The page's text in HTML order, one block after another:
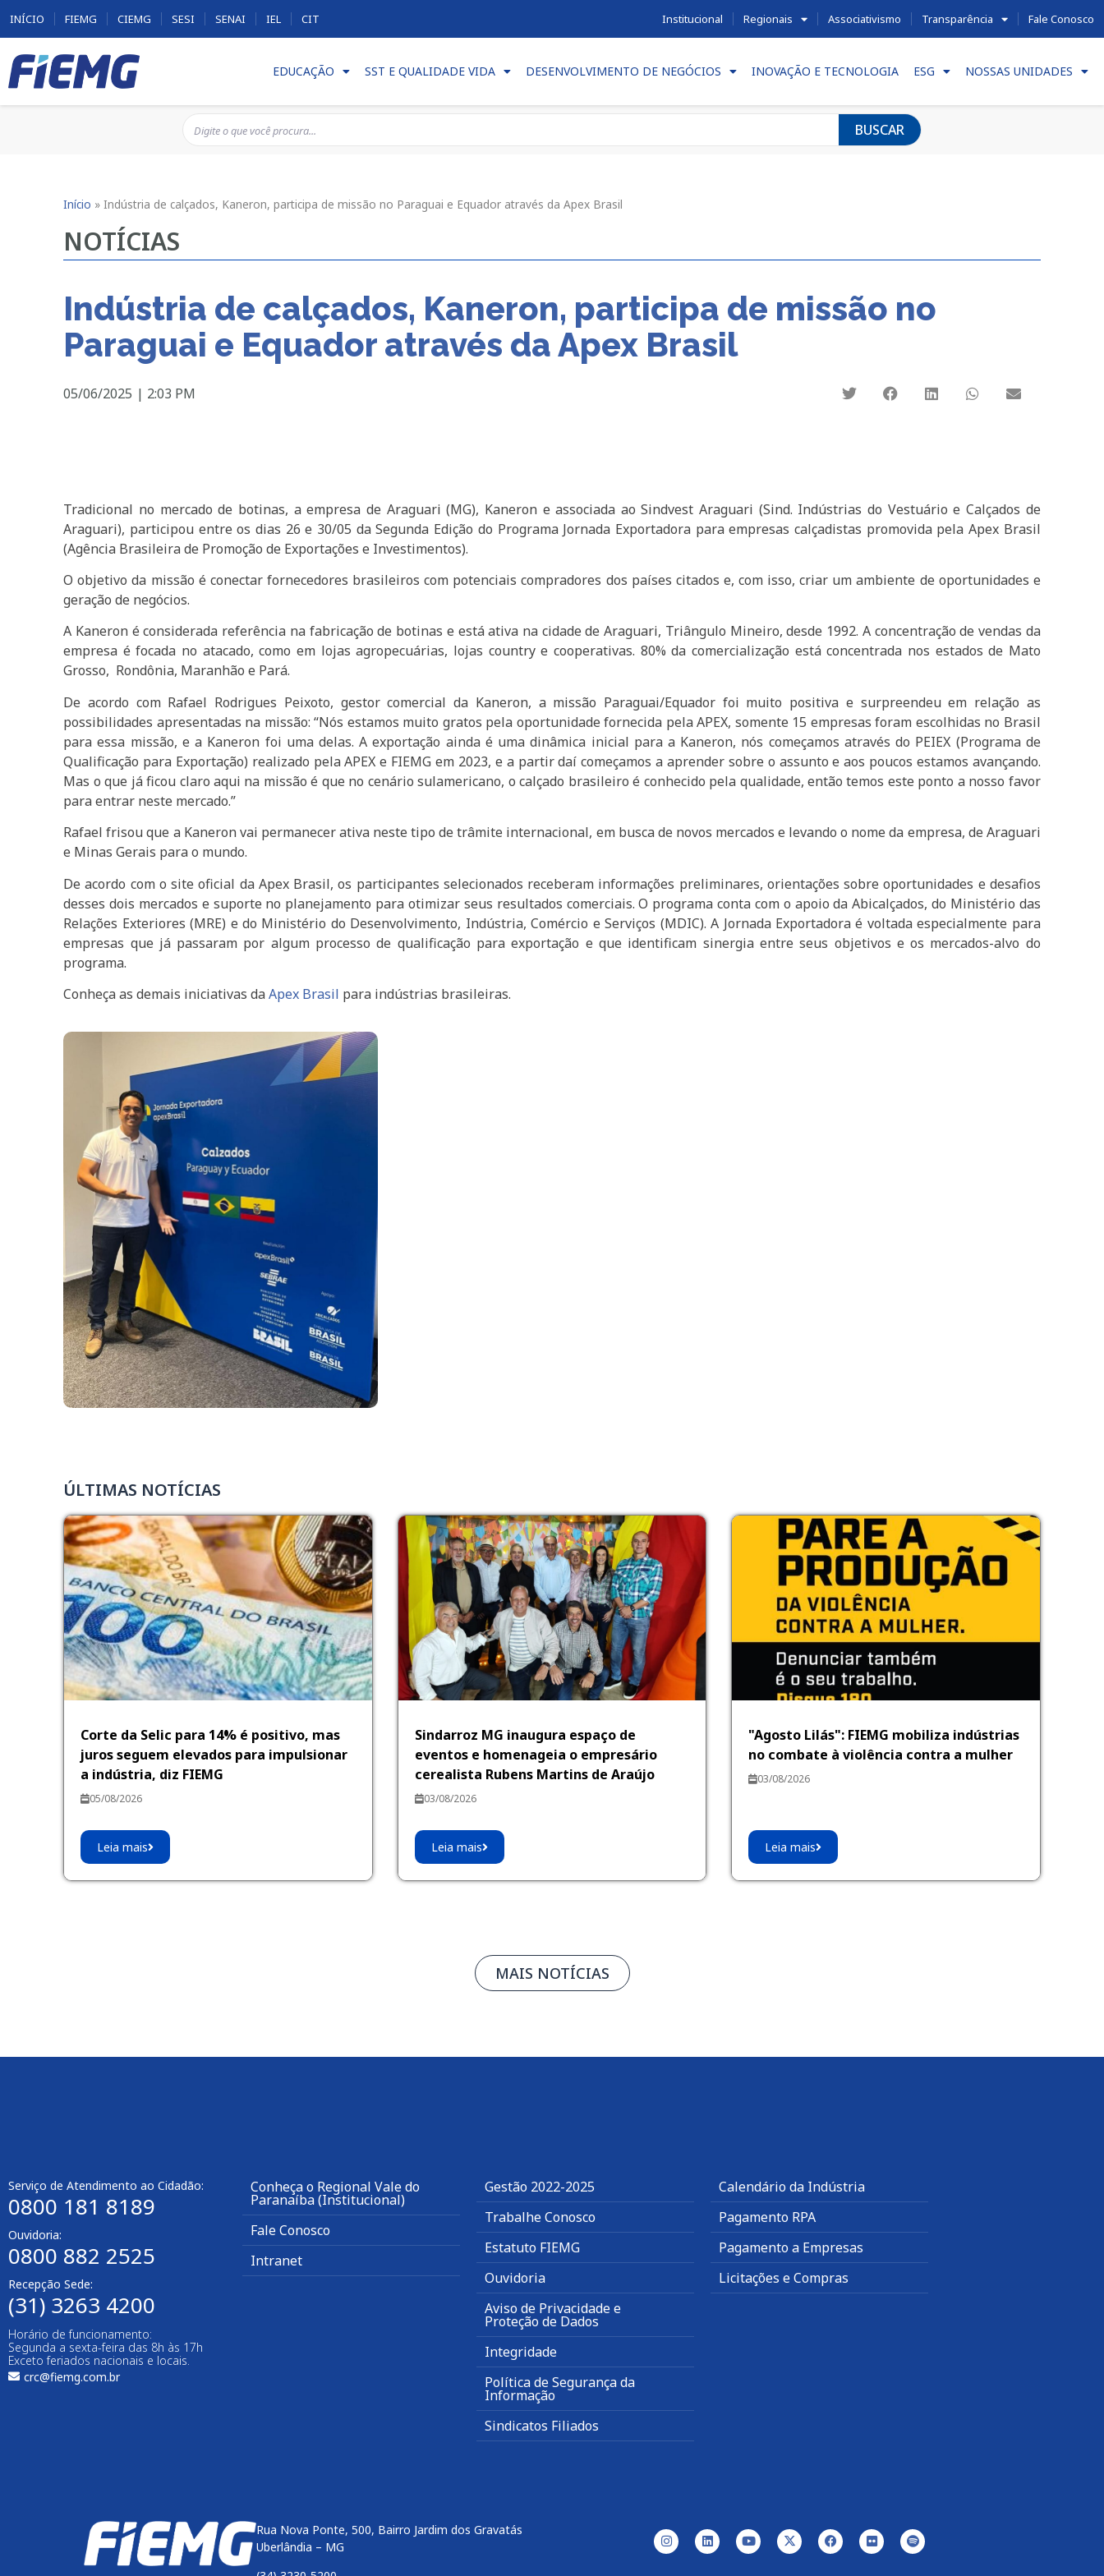
INÍCIO FIEMG CIEMG SESI SENAI IEL CIT Institucional Regionais Associativismo Transparência Fale Conosco
EDUCAÇÃO SST E QUALIDADE VIDA DESENVOLVIMENTO DE NEGÓCIOS INOVAÇÃO E TECNOLOGIA ESG NOSSAS UNIDADES
BUSCAR
Início »Indústria de calçados, Kaneron, participa de missão no Paraguai e Equador através da Apex Brasil
NOTÍCIAS
Indústria de calçados, Kaneron, participa de missão no
Paraguai e Equador através da Apex Brasil
05/06/2025 | 2:03 PM
Tradicional no mercado de botinas, a empresa de Araguari (MG), Kaneron e associada ao Sindvest Araguari (Sind. Indústrias do Vestuário e Calçados de
Araguari), participou entre os dias 26 e 30/05 da Segunda Edição do Programa Jornada Exportadora para empresas calçadistas promovida pela Apex Brasil
(Agência Brasileira de Promoção de Exportações e Investimentos).
O objetivo da missão é conectar fornecedores brasileiros com potenciais compradores dos países citados e, com isso, criar um ambiente de oportunidades e
geração de negócios.
A Kaneron é considerada referência na fabricação de botinas e está ativa na cidade de Araguari, Triângulo Mineiro, desde 1992. A concentração de vendas da
empresa é focada no atacado, como em lojas agropecuárias, lojas country e cooperativas. 80% da comercialização está concentrada nos estados de Mato
Grosso, Rondônia, Maranhão e Pará.
De acordo com Rafael Rodrigues Peixoto, gestor comercial da Kaneron, a missão Paraguai/Equador foi muito positiva e surpreendeu em relação as
possibilidades apresentadas na missão: “Nós estamos muito gratos pela oportunidade fornecida pela APEX, somente 15 empresas foram escolhidas no Brasil
para essa missão, e a Kaneron foi uma delas. A exportação ainda é uma dinâmica inicial para a Kaneron, nós começamos através do PEIEX (Programa de
Qualificação para Exportação) realizado pela APEX e FIEMG em 2023, e a partir daí começamos a aprender sobre o assunto e aos poucos estamos avançando.
Mas o que já ficou claro aqui na missão é que no cenário sulamericano, o calçado brasileiro é conhecido pela qualidade, então temos este ponto a nosso favor
para entrar neste mercado.”
Rafael frisou que a Kaneron vai permanecer ativa neste tipo de trâmite internacional, em busca de novos mercados e levando o nome da empresa, de Araguari
e Minas Gerais para o mundo.
De acordo com o site oficial da Apex Brasil, os participantes selecionados receberam informações preliminares, orientações sobre oportunidades e desafios
desses dois mercados e suporte no planejamento para otimizar seus resultados comerciais. O programa conta com o apoio da Abicalçados, do Ministério das
Relações Exteriores (MRE) e do Ministério do Desenvolvimento, Indústria, Comércio e Serviços (MDIC). A Jornada Exportadora é voltada especialmente para
empresas que já passaram por algum processo de qualificação para exportação e que identificam sinergia entre seus objetivos e os mercados-alvo do
programa.
Conheça as demais iniciativas daApex Brasil para indústrias brasileiras.
ÚLTIMAS NOTÍCIAS
Corte da Selic para 14% é positivo, mas
juros seguem elevados para impulsionar
a indústria, diz FIEMG
05/08/2026
Leia mais
Sindarroz MG inaugura espaço de
eventos e homenageia o empresário
cerealista Rubens Martins de Araújo
03/08/2026
Leia mais
"Agosto Lilás": FIEMG mobiliza indústrias
no combate à violência contra a mulher
03/08/2026
Leia mais
MAIS NOTÍCIAS
Serviço de Atendimento ao Cidadão:
0800 181 8189
Ouvidoria:
0800 882 2525
Recepção Sede:
(31) 3263 4200
Horário de funcionamento:
Segunda a sexta-feira das 8h às 17h
Exceto feriados nacionais e locais.
crc@fiemg.com.br
Conheça o Regional Vale do
Paranaíba (Institucional)
Fale Conosco
Intranet
Gestão 2022-2025
Trabalhe Conosco
Estatuto FIEMG
Ouvidoria
Aviso de Privacidade e
Proteção de Dados
Integridade
Política de Segurança da
Informação
Sindicatos Filiados
Calendário da Indústria
Pagamento RPA
Pagamento a Empresas
Licitações e Compras
Rua Nova Ponte, 500, Bairro Jardim dos Gravatás
Uberlândia – MG